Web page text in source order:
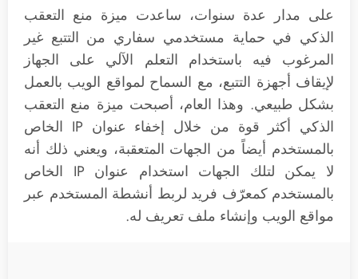
على مدار عدة سنوات، ساعدت ميزة منع التعقب
الذكي في حماية مستخدمي سفاري من التتبع غير
المرغوب فيه باستخدام التعلم الآلي على الجهاز
لإيقاف أجهزة التتبع، مع السماح لمواقع الويب بالعمل
بشكل طبيعي. وهذا العام، أصبحت ميزة منع التعقب
الذكي أكثر قوة من خلال إخفاء عنوان IP الخاص
بالمستخدم أيضاً من الجهات المتعقبة، ويعني ذلك أنه
لا يمكن لتلك الجهات استخدام عنوان IP الخاص
بالمستخدم كمعرّف فريد لربط أنشطة المستخدم عبر
مواقع الويب وإنشاء ملف تعريف له.